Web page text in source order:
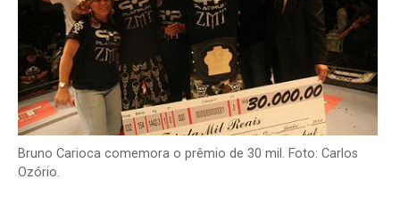
Bruno Carioca comemora o prêmio de 30 mil. Foto: Carlos
Ozório.